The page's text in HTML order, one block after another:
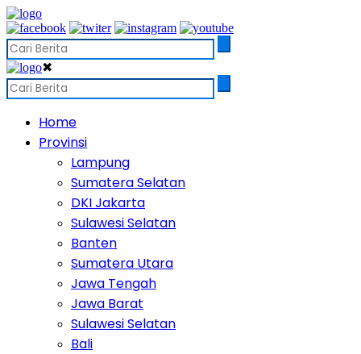
✖
Home
Provinsi
Lampung
Sumatera Selatan
DKI Jakarta
Sulawesi Selatan
Banten
Sumatera Utara
Jawa Tengah
Jawa Barat
Sulawesi Selatan
Bali